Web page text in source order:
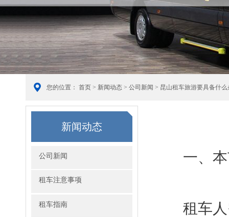
您的位置： 首页 > 新闻动态 > 公司新闻 > 昆山租车旅游要具备什么
新闻动态
公司新闻
租车注意事项
租车指南
一、
租车